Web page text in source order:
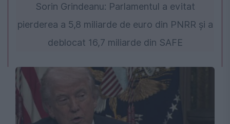
Sorin Grindeanu: Parlamentul a evitat
pierderea a 5,8 miliarde de euro din PNRR și a
deblocat 16,7 miliarde din SAFE